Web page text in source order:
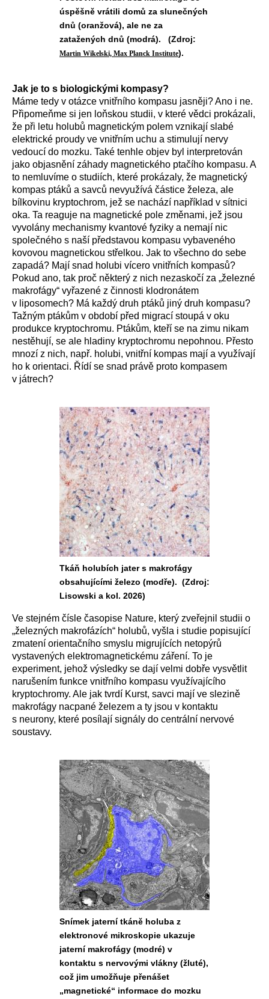
úspěšně vrátili domů za slunečných
dnů (oranžová), ale ne za
zatažených dnů (modrá). (Zdroj:
Martin Wikelski, Max Planck Institute).
Jak je to s biologickými kompasy?
Máme tedy v otázce vnitřního kompasu jasněji? Ano i ne.
Připomeňme si jen loňskou studii, v které vědci prokázali,
že při letu holubů magnetickým polem vznikají slabé
elektrické proudy ve vnitřním uchu a stimulují nervy
vedoucí do mozku. Také tenhle objev byl interpretován
jako objasnění záhady magnetického ptačího kompasu. A
to nemluvíme o studiích, které prokázaly, že magnetický
kompas ptáků a savců nevyužívá částice železa, ale
bílkovinu kryptochrom, jež se nachází například v sítnici
oka. Ta reaguje na magnetické pole změnami, jež jsou
vyvolány mechanismy kvantové fyziky a nemají nic
společného s naší představou kompasu vybaveného
kovovou magnetickou střelkou. Jak to všechno do sebe
zapadá? Mají snad holubi vícero vnitřních kompasů?
Pokud ano, tak proč některý z nich nezaskočí za „železné
makrofágy“ vyřazené z činnosti klodronátem
v liposomech? Má každý druh ptáků jiný druh kompasu?
Tažným ptákům v období před migrací stoupá v oku
produkce kryptochromu. Ptákům, kteří se na zimu nikam
nestěhují, se ale hladiny kryptochromu nepohnou. Přesto
mnozí z nich, např. holubi, vnitřní kompas mají a využívají
ho k orientaci. Řídí se snad právě proto kompasem
v játrech?
Tkáň holubích jater s makrofágy
obsahujícími železo (modře). (Zdroj:
Lisowski a kol. 2026)
Ve stejném čísle časopise Nature, který zveřejnil studii o
„železných makrofázích“ holubů, vyšla i studie popisující
zmatení orientačního smyslu migrujících netopýrů
vystavených elektromagnetickému záření. To je
experiment, jehož výsledky se dají velmi dobře vysvětlit
narušením funkce vnitřního kompasu využívajícího
kryptochromy. Ale jak tvrdí Kurst, savci mají ve slezině
makrofágy nacpané železem a ty jsou v kontaktu
s neurony, které posílají signály do centrální nervové
soustavy.
Snímek jaterní tkáně holuba z
elektronové mikroskopie ukazuje
jaterní makrofágy (modré) v
kontaktu s nervovými vlákny (žluté),
což jim umožňuje přenášet
„magnetické“ informace do mozku